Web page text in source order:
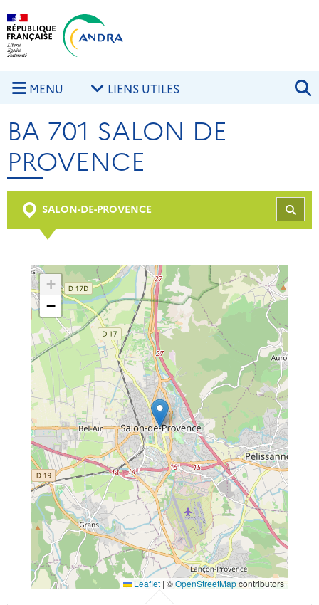
Aller au contenu principal
MENU LIENS UTILES
BA 701 SALON DE
PROVENCE
SALON-DE-PROVENCE
+
−
Leaflet | ©OpenStreetMapcontributors